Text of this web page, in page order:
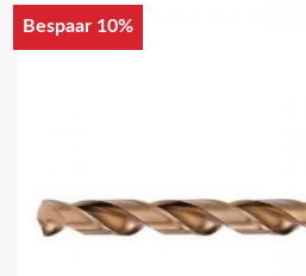
Bespaar 10%